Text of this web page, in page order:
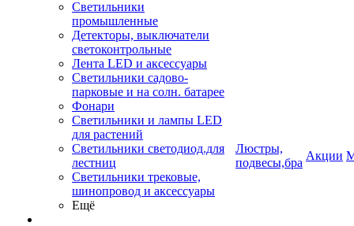
Светильники
промышленные
Детекторы, выключатели
светоконтрольные
Лента LED и аксессуары
Светильники садово-
парковые и на солн. батарее
Фонари
Светильники и лампы LED
для растений
Светильники светодиод.для
лестниц
Светильники трековые,
шинопровод и аксессуары
Ещё
Люстры,
подвесы,бра
Акции